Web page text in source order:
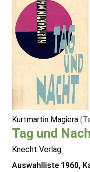
Kurtmartin Magiera
Tag und
Knecht Verlag
Auswahlliste 1960,